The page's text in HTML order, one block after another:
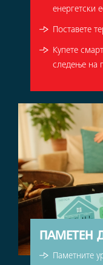
енергетски
Поставете
Купете
следење на
ПАМЕТЕН
Паметните